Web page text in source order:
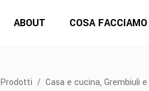
ABOUT COSA FACCIAMO
Prodotti / Casa e cucina, Grembiuli